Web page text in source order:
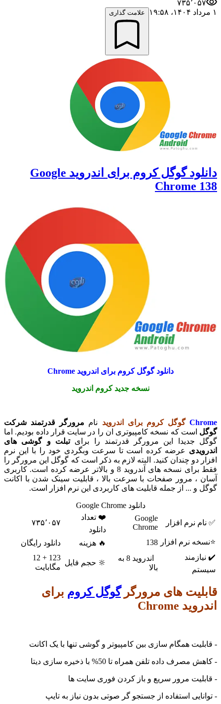
۷۳۵٬۰۵۷
۱ مرداد ۱۴۰۴،‏ ۱۹:۵۸
علامت گذاری
دانلود گوگل کروم برای اندروید Google
Chrome 138
دانلود گوگل کروم برای اندروید Chrome
نسخه جدید کروم اندروید
Chrome گوگل کروم برای اندروید نام مرورگر قدرتمند شرکت
گوگل است که نسخه کامپیوتری ان را در سایت قرار داده بودیم. اما
گوگل جدیدا این مرورگر قدرتمند را برای تبلت و گوشی های
اندرویدی عرضه کرده است تا سرعت وبگردی خود را با این نرم
افزار دو چندان کنید. البته لازم به ذکر است که گوگل این مرورگر را
فقط برای نسخه های آندروید 8 و بالاتر عرضه کرده است. کاربری
آسان ، مرور صفحات با سرعت بالا ، قابلیت سینک شدن با اکانت
گوگل و ... از جمله قابلیت های کاربردی این نرم افزار است.
دانلود Google Chrome
✅ نام نرم افزار
Google
Chrome
❤️ تعداد
دانلود
۷۳۵٬۰۵۷
⭐نسخه نرم افزار 138 🔥 هزینه
دانلود رایگان
✔️ نیازمند
سیستم
اندروید 8 به
بالا
🔆 حجم فایل
123 + 12
مگابایت
قابلیت های مرورگرگوگل کروم برای
اندروید Chrome
- قابلیت همگام سازی بین کامپیوتر و گوشی تنها با یک اکانت
- کاهش مصرف داده تلفن همراه تا 50% با ذخیره سازی دیتا
- قابلیت مرور سریع و باز کردن فوری سایت ها
- توانایی استفاده از جستجو گر صوتی بدون نیاز به تایپ